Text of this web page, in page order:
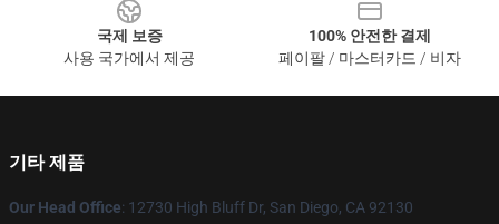
국제 보증
사용 국가에서 제공
100% 안전한 결제
페이팔 / 마스터카드 / 비자
기타 제품
Our Head Office: 12730 High Bluff Dr, San Diego, CA 92130